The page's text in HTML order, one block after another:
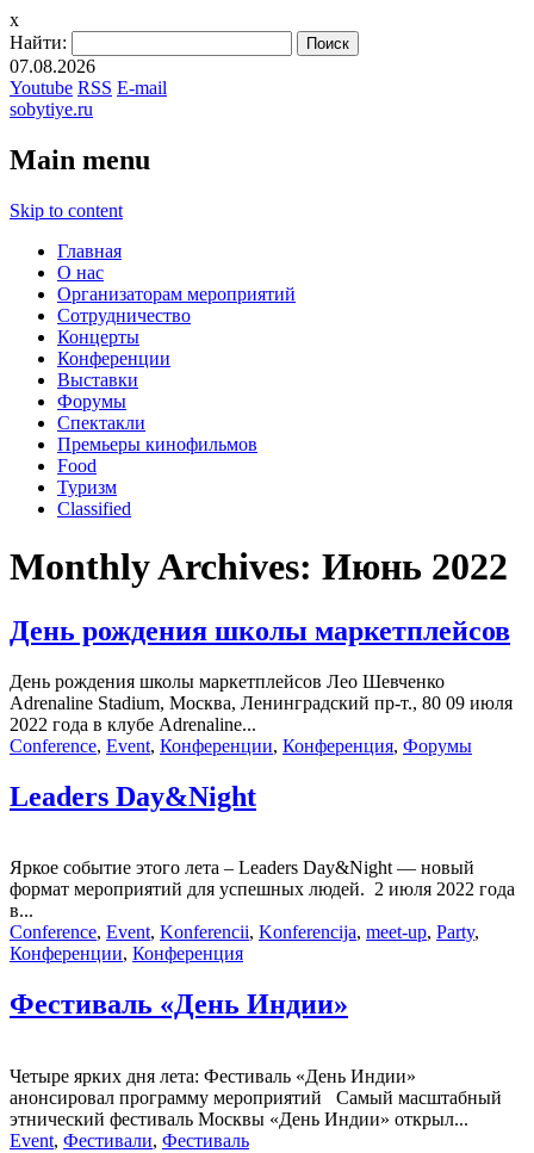
x
Найти:
07.08.2026
Youtube RSS E-mail
sobytiye.ru
Main menu
Skip to content
Главная
О нас
Организаторам мероприятий
Сотрудничество
Концерты
Конференции
Выставки
Форумы
Спектакли
Премьеры кинофильмов
Food
Туризм
Сlassified
Monthly Archives: Июнь 2022
День рождения школы маркетплейсов
День рождения школы маркетплейсов Лео Шевченко
Adrenaline Stadium, Москва, Ленинградский пр-т., 80 09 июля
2022 года в клубе Adrenaline...
Conference, Event, Конференции, Конференция, Форумы
Leaders Day&Night
Яркое событие этого лета – Leaders Day&Night — новый
формат мероприятий для успешных людей. 2 июля 2022 года
в...
Conference, Event, Konferencii, Konferencija, meet-up, Party,
Конференции, Конференция
Фестиваль «День Индии»
Четыре ярких дня лета: Фестиваль «День Индии»
анонсировал программу мероприятий Самый масштабный
этнический фестиваль Москвы «День Индии» открыл...
Event, Фестивали, Фестиваль